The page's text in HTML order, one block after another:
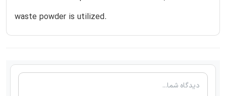
waste powder is utilized.